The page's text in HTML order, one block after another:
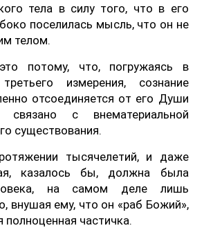
тела в силу того, что в его
поселилась мысль, что он не
телом.
потому, что, погружаясь в
измерения, сознание
отсоединяется от его Души
с внематериальной
существования.
тысячелетий, и даже
казалось бы, должна была
на самом деле лишь
внушая ему, что он «раб Божий»,
полноценная частичка.